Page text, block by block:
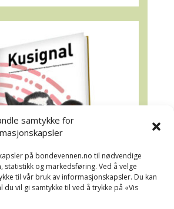
samtykke for
på bondevennen.no til nødvendige
statistikk og markedsføring. Ved å velge
til vår bruk av informasjonskapsler. Du kan
du vil gi samtykke til ved å trykke på «Vis